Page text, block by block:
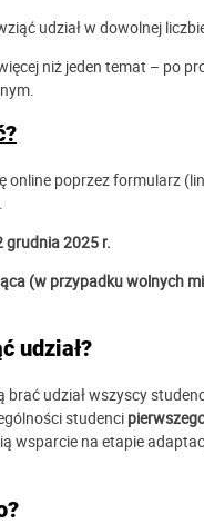
udział w dowolnej
niż jeden temat – po
online poprzez formularz
grudnia 2025 r.
(w przypadku wolnych
udział?
brać udział wszyscy
studenci
wsparcie na etapie